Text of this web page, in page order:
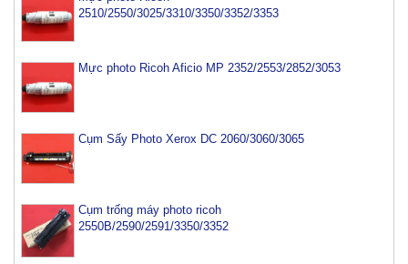
2510/2550/3025/3310/3350/3352/3353
Mực photo Ricoh Aficio MP 2352/2553/2852/3053
Cụm Sấy Photo Xerox DC 2060/3060/3065
Cụm trống máy photo ricoh
2550B/2590/2591/3350/3352